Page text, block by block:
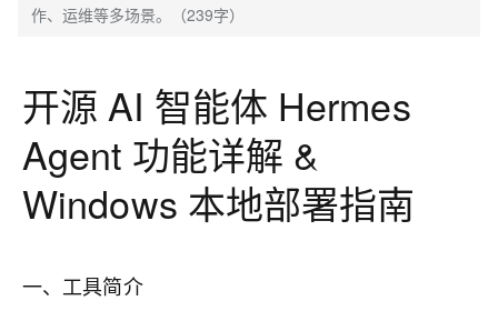
作、运维等多场景。（239字）
开源 AI 智能体 Hermes
Agent 功能详解 &
Windows 本地部署指南
一、工具简介